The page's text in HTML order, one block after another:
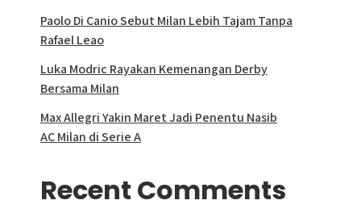
Paolo Di Canio Sebut Milan Lebih Tajam Tanpa
Rafael Leao
Luka Modric Rayakan Kemenangan Derby
Bersama Milan
Max Allegri Yakin Maret Jadi Penentu Nasib
AC Milan di Serie A
Recent Comments